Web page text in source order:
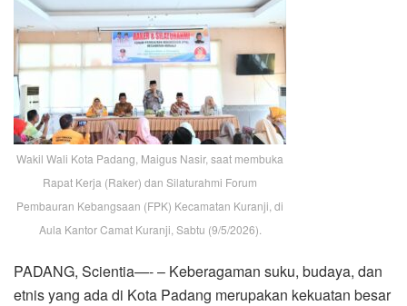
Wakil Wali Kota Padang, Maigus Nasir, saat membuka
Rapat Kerja (Raker) dan Silaturahmi Forum
Pembauran Kebangsaan (FPK) Kecamatan Kuranji, di
Aula Kantor Camat Kuranji, Sabtu (9/5/2026).
PADANG, Scientia—- – Keberagaman suku, budaya, dan
etnis yang ada di Kota Padang merupakan kekuatan besar